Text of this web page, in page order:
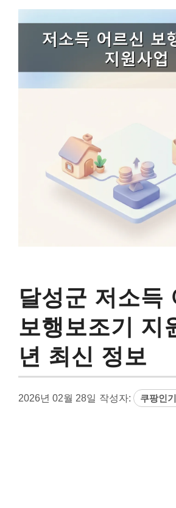
달성군 저소득
보행보조기 지
년 최신 정보
2026년 02월 28일 작성자: 쿠팡인